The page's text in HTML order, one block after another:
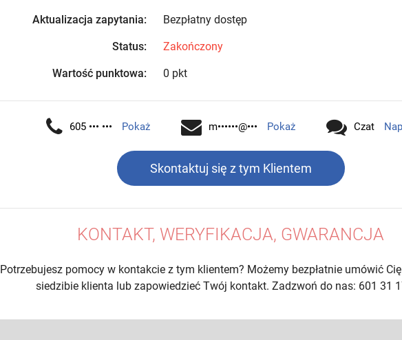
Aktualizacja zapytania: Bezpłatny dostęp
Status: Zakończony
Wartość punktowa: 0 pkt
605 ••• ••• Pokaż m••••••@••• Pokaż Czat
Skontaktuj się z tym Klientem
KONTAKT, WERYFIKACJA, GWARANCJA
Potrzebujesz pomocy w kontakcie z tym klientem? Możemy bezpłatnie umówić
siedzibie klienta lub zapowiedzieć Twój kontakt. Zadzwoń do nas: 601 31